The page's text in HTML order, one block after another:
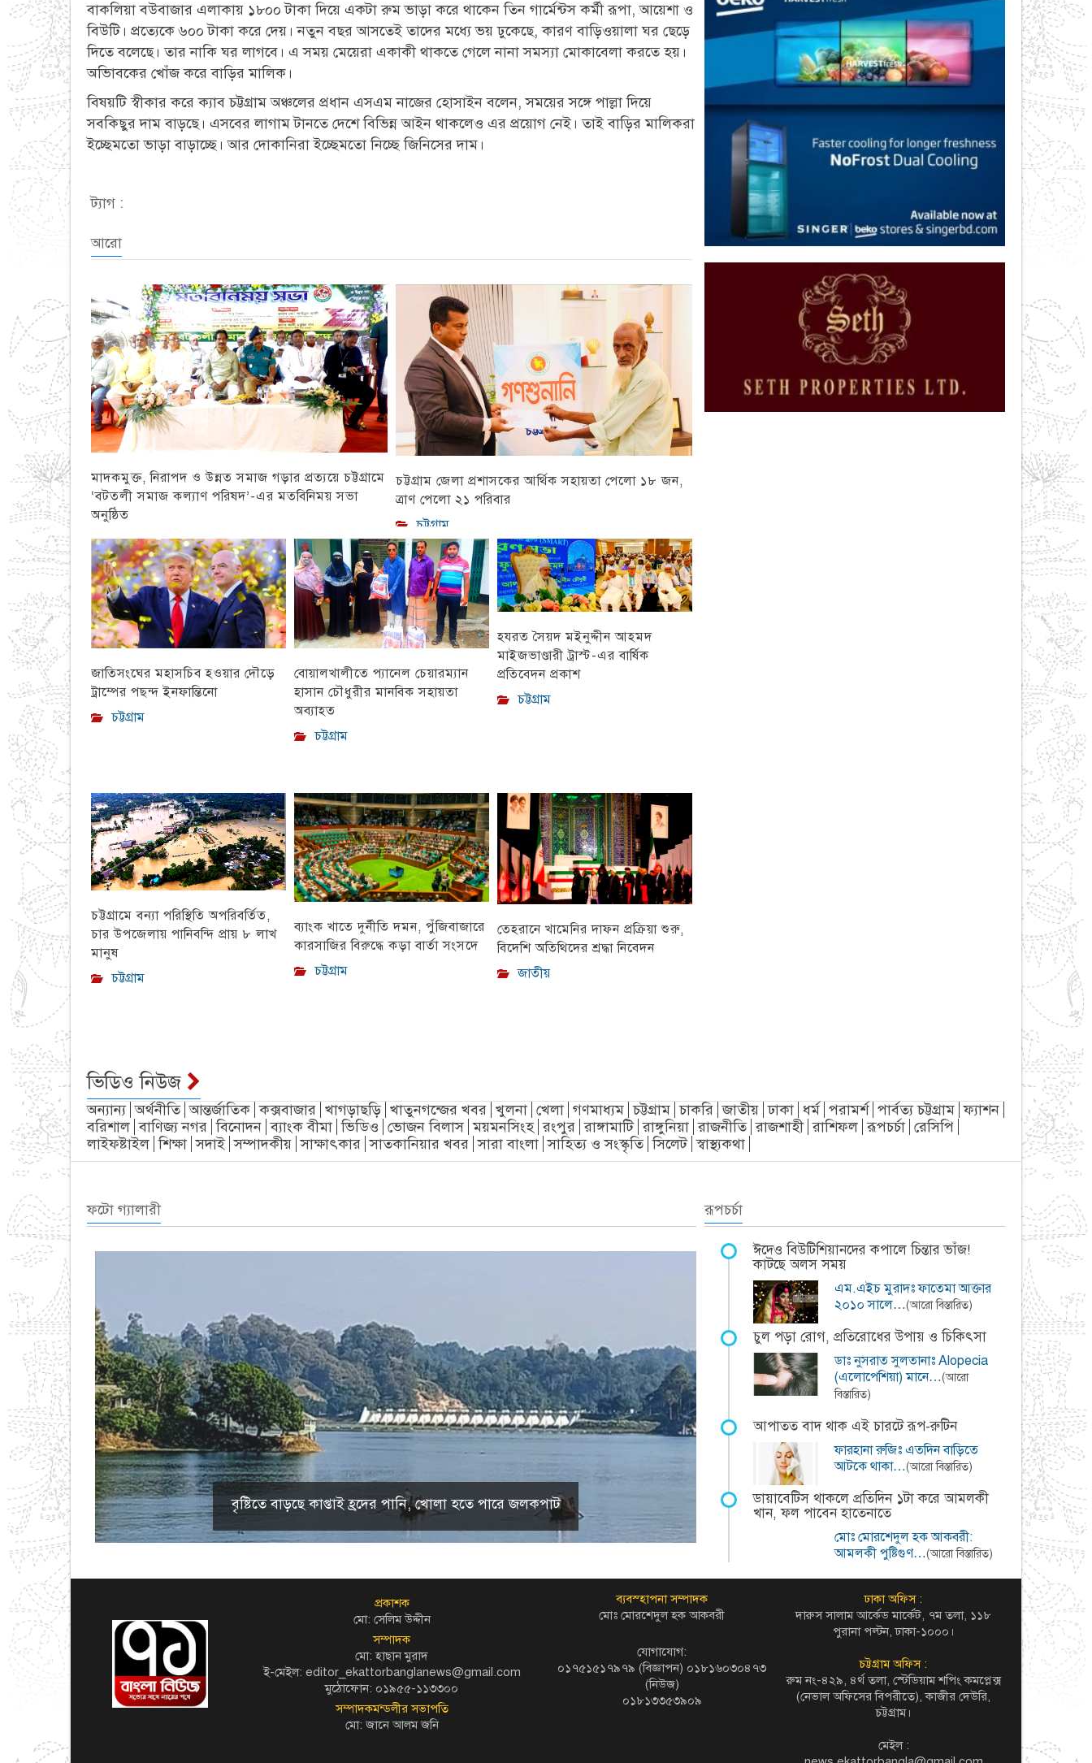
বাকলিয়া বউবাজার এলাকায় ১৮০০ টাকা দিয়ে একটা রুম ভাড়া করে থাকেন তিন গার্মেন্টস কর্মী রূপা, আয়েশা ও
বিউটি। প্রত্যেকে ৬০০ টাকা করে দেয়। নতুন বছর আসতেই তাদের মধ্যে ভয় ঢুকেছে, কারণ বাড়িওয়ালা ঘর ছেড়ে
দিতে বলেছে। তার নাকি ঘর লাগবে। এ সময় মেয়েরা একাকী থাকতে গেলে নানা সমস্যা মোকাবেলা করতে হয়।
অভিাবকের খোঁজ করে বাড়ির মালিক।
বিষয়টি স্বীকার করে ক্যাব চট্টগ্রাম অঞ্চলের প্রধান এসএম নাজের হোসাইন বলেন, সময়ের সঙ্গে পাল্লা দিয়ে
সবকিছুর দাম বাড়ছে। এসবের লাগাম টানতে দেশে বিভিন্ন আইন থাকলেও এর প্রয়োগ নেই। তাই বাড়ির মালিকরা
ইচ্ছেমতো ভাড়া বাড়াচ্ছে। আর দোকানিরা ইচ্ছেমতো নিচ্ছে জিনিসের দাম।
ট্যাগ :
আরো
মাদকমুক্ত, নিরাপদ ও উন্নত সমাজ গড়ার প্রত্যয়ে চট্টগ্রামে
‘বটতলী সমাজ কল্যাণ পরিষদ’-এর মতবিনিময় সভা
অনুষ্ঠিত
চট্টগ্রাম
চট্টগ্রাম জেলা প্রশাসকের আর্থিক সহায়তা পেলো ১৮ জন,
ত্রাণ পেলো ২১ পরিবার
চট্টগ্রাম
জাতিসংঘের মহাসচিব হওয়ার দৌড়ে
ট্রাম্পের পছন্দ ইনফান্তিনো
চট্টগ্রাম
বোয়ালখালীতে প্যানেল চেয়ারম্যান
হাসান চৌধুরীর মানবিক সহায়তা
অব্যাহত
চট্টগ্রাম
হযরত সৈয়দ মইনুদ্দীন আহমদ
মাইজভাণ্ডারী ট্রাস্ট-এর বার্ষিক
প্রতিবেদন প্রকাশ
চট্টগ্রাম
চট্টগ্রামে বন্যা পরিস্থিতি অপরিবর্তিত,
চার উপজেলায় পানিবন্দি প্রায় ৮ লাখ
মানুষ
চট্টগ্রাম
ব্যাংক খাতে দুর্নীতি দমন, পুঁজিবাজারে
কারসাজির বিরুদ্ধে কড়া বার্তা সংসদে
চট্টগ্রাম
তেহরানে খামেনির দাফন প্রক্রিয়া শুরু,
বিদেশি অতিথিদের শ্রদ্ধা নিবেদন
জাতীয়
ভিডিও নিউজ
অন্যান্য অর্থনীতি আন্তর্জাতিক কক্সবাজার খাগড়াছড়ি খাতুনগন্জের খবর খুলনা খেলা গণমাধ্যম চট্টগ্রাম চাকরি জাতীয় ঢাকা ধর্ম পরামর্শ পার্বত্য চট্টগ্রাম ফ্যাশন
বরিশাল বাণিজ্য নগর বিনোদন ব্যাংক বীমা ভিডিও ভোজন বিলাস ময়মনসিংহ রংপুর রাঙ্গামাটি রাঙ্গুনিয়া রাজনীতি রাজশাহী রাশিফল রূপচর্চা রেসিপি
লাইফষ্টাইল শিক্ষা সদাই সম্পাদকীয় সাক্ষাৎকার সাতকানিয়ার খবর সারা বাংলা সাহিত্য ও সংস্কৃতি সিলেট স্বাস্থ্যকথা
ফটো গ্যালারী
বৃষ্টিতে বাড়ছে কাপ্তাই হ্রদের পানি, খোলা হতে পারে জলকপাট
রূপচর্চা
ঈদেও বিউটিশিয়ানদের কপালে চিন্তার ভাঁজ!
কাটছে অলস সময়
এম.এইচ মুরাদঃ ফাতেমা আক্তার
২০১০ সালে…(আরো বিস্তারিত)
চুল পড়া রোগ, প্রতিরোধের উপায় ও চিকিৎসা
ডাঃ নুসরাত সুলতানাঃ Alopecia
(এলোপেশিয়া) মানে…(আরো
বিস্তারিত)
আপাতত বাদ থাক এই চারটে রূপ-রুটিন
ফারহানা রুজিঃ এতদিন বাড়িতে
আটকে থাকা…(আরো বিস্তারিত)
ডায়াবেটিস থাকলে প্রতিদিন ১টা করে আমলকী
খান, ফল পাবেন হাতেনাতে
মোঃ মোরশেদুল হক আকবরী:
আমলকী পুষ্টিগুণ…(আরো বিস্তারিত)
প্রকাশক
মো: সেলিম উদ্দীন
সম্পাদক
মো: হাছান মুরাদ
ই-মেইল: editor_ekattorbanglanews@gmail.com
মুঠোফোন: ০১৯৫৫-১১৩৩০০
সম্পাদকমন্ডলীর সভাপতি
মো: জানে আলম জনি
ব্যবস্হাপনা সম্পাদক
মোঃ মোরশেদুল হক আকবরী
যোগাযোগ:
০১৭৫১৫১৭৯৭৯ (বিজ্ঞাপন) ০১৮১৬০৩০৪৭৩
(নিউজ)
০১৮১৩৩৫৩৯০৯
ঢাকা অফিস :
দারুস সালাম আর্কেড মার্কেট, ৭ম তলা, ১১৮
পুরানা পল্টন, ঢাকা-১০০০।
চট্টগ্রাম অফিস :
রুম নং-৪২৯, ৪র্থ তলা, স্টেডিয়াম শপিং কমপ্লেক্স
(নেভাল অফিসের বিপরীতে), কাজীর দেউরি,
চট্টগ্রাম।
মেইল :